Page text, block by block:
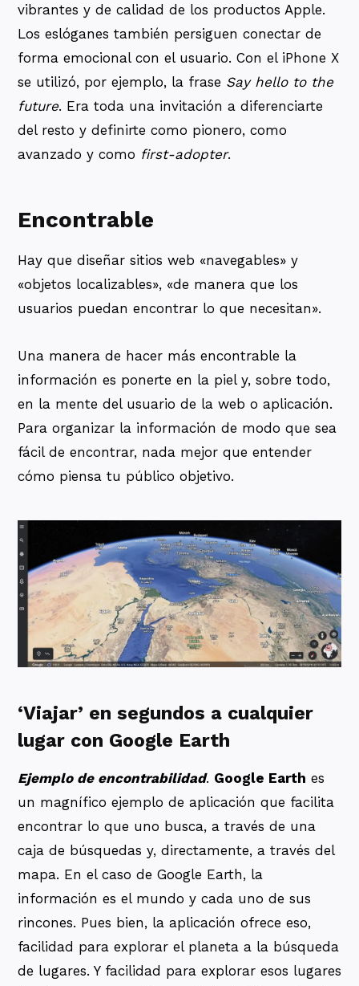
vibrantes y de calidad de los productos Apple.
Los eslóganes también persiguen conectar de
forma emocional con el usuario. Con el iPhone X
se utilizó, por ejemplo, la frase Say hello to the
future. Era toda una invitación a diferenciarte
del resto y definirte como pionero, como
avanzado y como first-adopter.
Encontrable
Hay que diseñar sitios web «navegables» y
«objetos localizables», «de manera que los
usuarios puedan encontrar lo que necesitan».
Una manera de hacer más encontrable la
información es ponerte en la piel y, sobre todo,
en la mente del usuario de la web o aplicación.
Para organizar la información de modo que sea
fácil de encontrar, nada mejor que entender
cómo piensa tu público objetivo.
‘Viajar’ en segundos a cualquier
lugar con Google Earth
Ejemplo de encontrabilidad. Google Earth es
un magnífico ejemplo de aplicación que facilita
encontrar lo que uno busca, a través de una
caja de búsquedas y, directamente, a través del
mapa. En el caso de Google Earth, la
información es el mundo y cada uno de sus
rincones. Pues bien, la aplicación ofrece eso,
facilidad para explorar el planeta a la búsqueda
de lugares. Y facilidad para explorar esos lugares